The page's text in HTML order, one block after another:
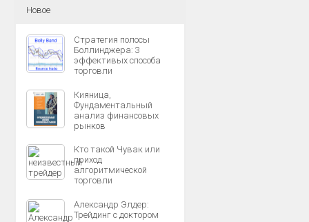
Новое
Стратегия полосы
Боллинджера: 3
эффективых способа
торговли
Кияница,
Фундаментальный
анализ финансовых
рынков
Кто такой Чувак или
приход
алгоритмической
торговли
Александр Элдер:
Трейдинг с доктором